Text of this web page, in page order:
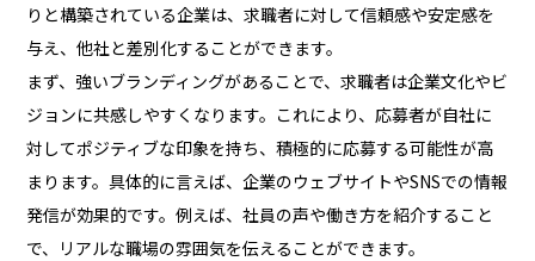
りと構築されている企業は、求職者に対して信頼感や安定感を
与え、他社と差別化することができます。
まず、強いブランディングがあることで、求職者は企業文化やビ
ジョンに共感しやすくなります。これにより、応募者が自社に
対してポジティブな印象を持ち、積極的に応募する可能性が高
まります。具体的に言えば、企業のウェブサイトやSNSでの情報
発信が効果的です。例えば、社員の声や働き方を紹介すること
で、リアルな職場の雰囲気を伝えることができます。